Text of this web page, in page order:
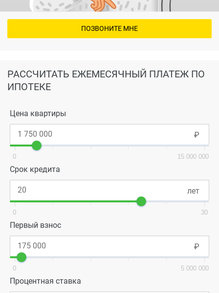
РАССЧИТАТЬ ЕЖЕМЕСЯЧНЫЙ ПЛАТЕЖ ПО
ИПОТЕКЕ
Цена квартиры
0 15 000 000
Срок кредита
0 30
Первый взнос
0 5 000 000
Процентная ставка
ПОЗВОНИТЕ МНЕ